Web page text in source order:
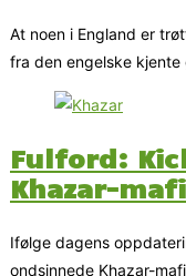
At noen i England er
fra den engelske
Fulford:
Khazar-
Ifølge dagens
ondsinnede Khazar-